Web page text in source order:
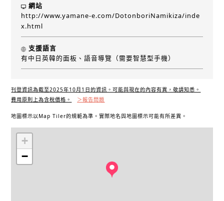
網站
http://www.yamane-e.com/DotonboriNamikiza/inde
x.html
支援語言
有中日英韓的面板、語音導覽（需要智慧型手機）
刊登資訊為截至2025年10月1日的資訊。可能與現在的內容有異，敬請知悉。
費用原則上為含稅價格。
＞報告問題
地圖標示以Map Tiler的規範為準。實際地名與地圖標示可能有所差異。
+
−